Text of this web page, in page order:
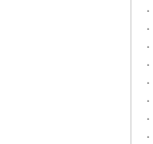
．
．
．
．
．
．
．
．